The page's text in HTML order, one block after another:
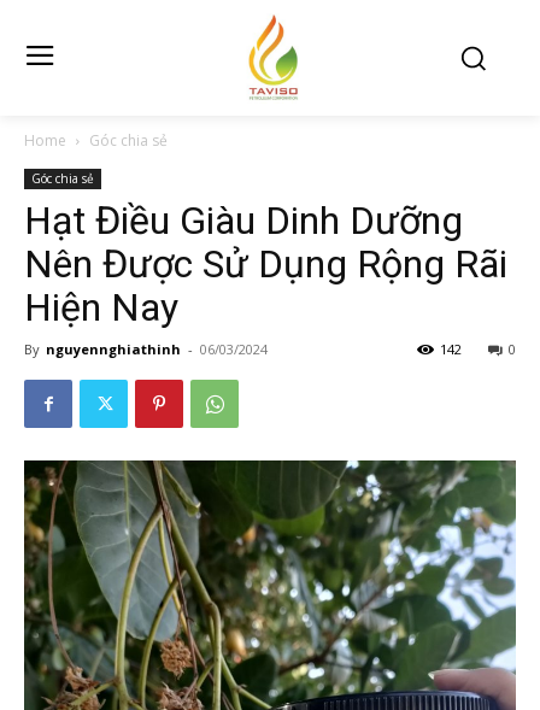
Home Góc chia sẻ
Góc chia sẻ
Hạt Điều Giàu Dinh Dưỡng
Nên Được Sử Dụng Rộng Rãi
Hiện Nay
By nguyennghiathinh - 06/03/2024 0
142